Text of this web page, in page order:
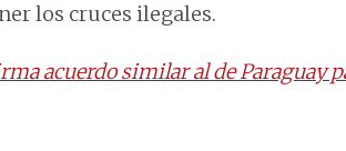
los cruces ilegales.
acuerdo similar al de Paraguay